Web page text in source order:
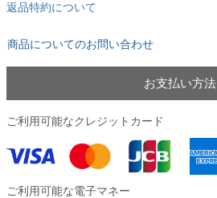
返品特約について
商品についてのお問い合わせ
お支払い方法
ご利用可能なクレジットカード
ご利用可能な電子マネー